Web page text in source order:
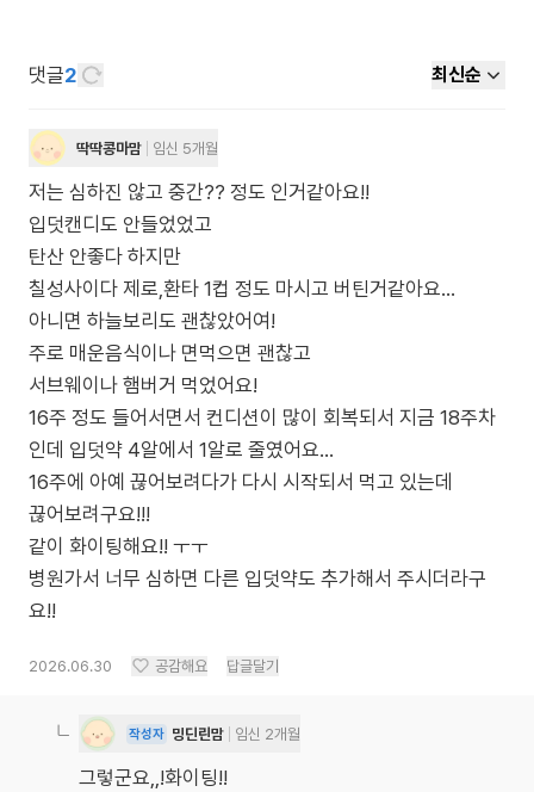
댓글2 최신순
딱딱콩마맘 임신 5개월
저는 심하진 않고 중간?? 정도 인거같아요!!
입덧캔디도 안들었었고
탄산 안좋다 하지만
칠성사이다 제로,환타 1컵 정도 마시고 버틴거같아요...
아니면 하늘보리도 괜찮았어여!
주로 매운음식이나 면먹으면 괜찮고
서브웨이나 햄버거 먹었어요!
16주 정도 들어서면서 컨디션이 많이 회복되서 지금 18주차
인데 입덧약 4알에서 1알로 줄였어요...
16주에 아예 끊어보려다가 다시 시작되서 먹고 있는데
끊어보려구요!!!
같이 화이팅해요!! ㅜㅜ
병원가서 너무 심하면 다른 입덧약도 추가해서 주시더라구
요!!
2026.06.30 공감해요 답글달기
작성자 밍딘린맘 임신 2개월
그렇군요,,!화이팅!!